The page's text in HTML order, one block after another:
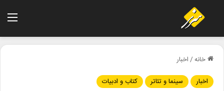
خانه/اخبار
اخبار
سینما و تئاتر کتاب و ادبیات